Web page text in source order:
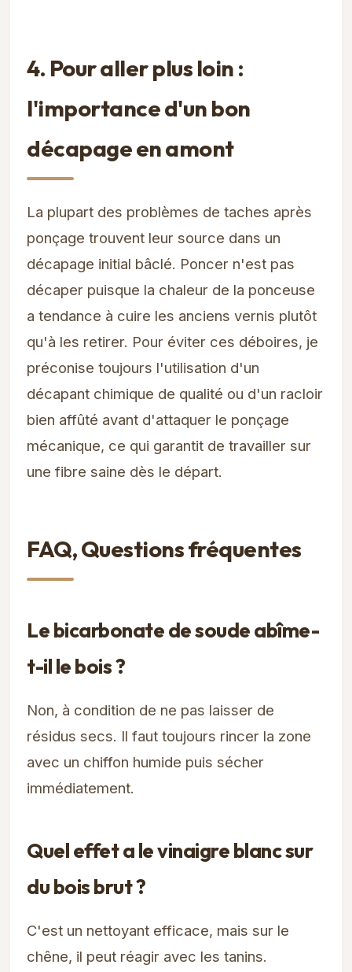
4. Pour aller plus loin :
l'importance d'un bon
décapage en amont
La plupart des problèmes de taches après
ponçage trouvent leur source dans un
décapage initial bâclé. Poncer n'est pas
décaper puisque la chaleur de la ponceuse
a tendance à cuire les anciens vernis plutôt
qu'à les retirer. Pour éviter ces déboires, je
préconise toujours l'utilisation d'un
décapant chimique de qualité ou d'un racloir
bien affûté avant d'attaquer le ponçage
mécanique, ce qui garantit de travailler sur
une fibre saine dès le départ.
FAQ, Questions fréquentes
Le bicarbonate de soude abîme-
t-il le bois ?
Non, à condition de ne pas laisser de
résidus secs. Il faut toujours rincer la zone
avec un chiffon humide puis sécher
immédiatement.
Quel effet a le vinaigre blanc sur
du bois brut ?
C'est un nettoyant efficace, mais sur le
chêne, il peut réagir avec les tanins.